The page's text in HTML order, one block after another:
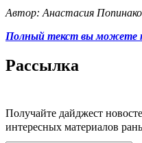
Автор: Анастасия Попинако
Полный текст вы можете
Рассылка
Получайте дайджест
интересных материалов